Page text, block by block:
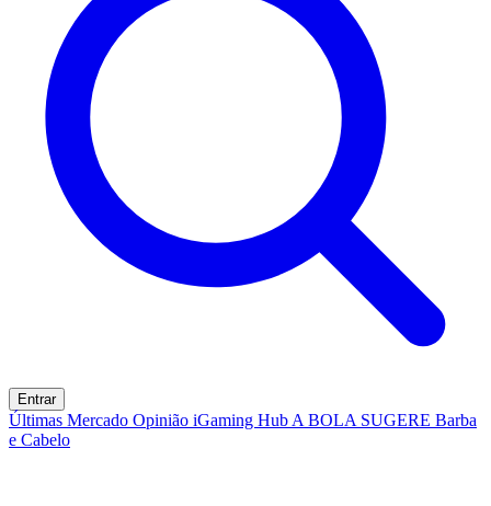
Entrar
Últimas Mercado Opinião iGaming Hub A BOLA SUGERE Barba
e Cabelo